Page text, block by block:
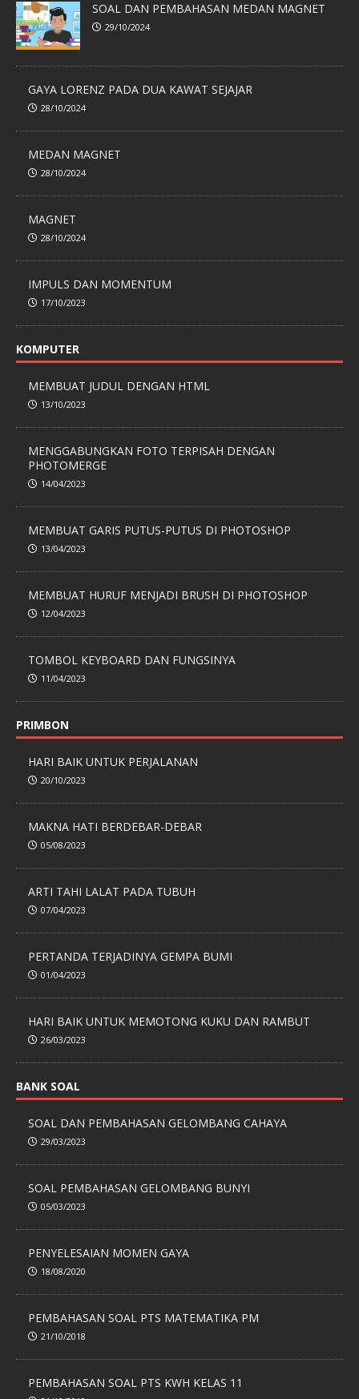
SOAL DAN PEMBAHASAN MEDAN MAGNET
29/10/2024
GAYA LORENZ PADA DUA KAWAT SEJAJAR
28/10/2024
MEDAN MAGNET
28/10/2024
MAGNET
28/10/2024
IMPULS DAN MOMENTUM
17/10/2023
KOMPUTER
MEMBUAT JUDUL DENGAN HTML
13/10/2023
MENGGABUNGKAN FOTO TERPISAH DENGAN
PHOTOMERGE
14/04/2023
MEMBUAT GARIS PUTUS-PUTUS DI PHOTOSHOP
13/04/2023
MEMBUAT HURUF MENJADI BRUSH DI PHOTOSHOP
12/04/2023
TOMBOL KEYBOARD DAN FUNGSINYA
11/04/2023
PRIMBON
HARI BAIK UNTUK PERJALANAN
20/10/2023
MAKNA HATI BERDEBAR-DEBAR
05/08/2023
ARTI TAHI LALAT PADA TUBUH
07/04/2023
PERTANDA TERJADINYA GEMPA BUMI
01/04/2023
HARI BAIK UNTUK MEMOTONG KUKU DAN RAMBUT
26/03/2023
BANK SOAL
SOAL DAN PEMBAHASAN GELOMBANG CAHAYA
29/03/2023
SOAL PEMBAHASAN GELOMBANG BUNYI
05/03/2023
PENYELESAIAN MOMEN GAYA
18/08/2020
PEMBAHASAN SOAL PTS MATEMATIKA PM
21/10/2018
PEMBAHASAN SOAL PTS KWH KELAS 11